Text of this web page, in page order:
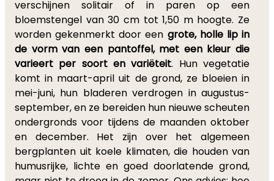
verschijnen solitair of in paren op een
bloemstengel van 30 cm tot 1,50 m hoogte. Ze
worden gekenmerkt door een grote, holle lip in
de vorm van een pantoffel, met een kleur die
varieert per soort en variëteit. Hun vegetatie
komt in maart-april uit de grond, ze bloeien in
mei-juni, hun bladeren verdrogen in augustus-
september, en ze bereiden hun nieuwe scheuten
ondergronds voor tijdens de maanden oktober
en december. Het zijn over het algemeen
bergplanten uit koele klimaten, die houden van
humusrijke, lichte en goed doorlatende grond,